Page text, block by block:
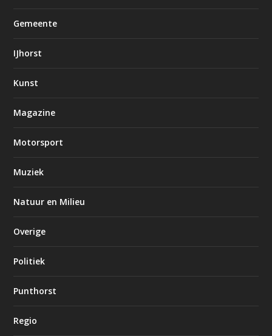
Gemeente
IJhorst
Kunst
Magazine
Motorsport
Muziek
Natuur en Milieu
Overige
Politiek
Punthorst
Regio